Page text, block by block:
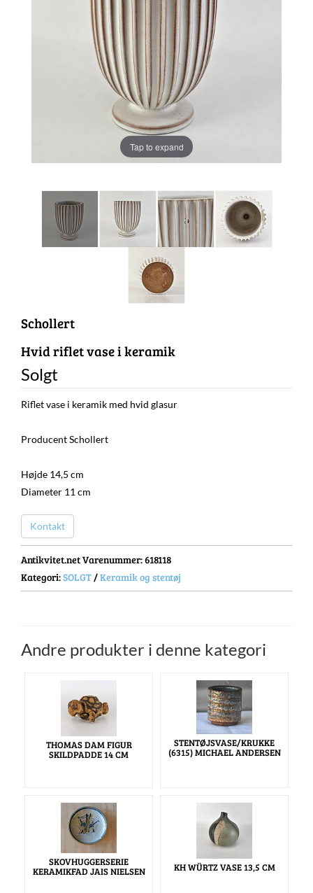
Tap to expand
Schollert
Hvid riflet vase i keramik
Solgt
Riflet vase i keramik med hvid glasur
Producent Schollert
Højde 14,5 cm
Diameter 11 cm
Kontakt
Antikvitet.net Varenummer: 618118
Kategori:SOLGT /Keramik og stentøj
Andre produkter i denne kategori
THOMAS DAM FIGUR
SKILDPADDE 14 CM
STENTØJSVASE/KRUKKE
(6315) MICHAEL ANDERSEN
SKOVHUGGERSERIE
KERAMIKFAD JAIS NIELSEN KH WÜRTZ VASE 13,5 CM